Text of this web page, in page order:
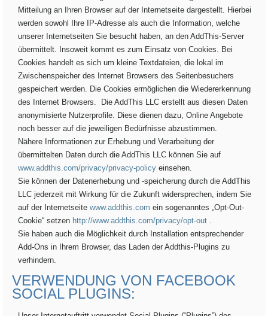
Mitteilung an Ihren Browser auf der Internetseite dargestellt. Hierbei
werden sowohl Ihre IP-Adresse als auch die Information, welche
unserer Internetseiten Sie besucht haben, an den AddThis-Server
übermittelt. Insoweit kommt es zum Einsatz von Cookies. Bei
Cookies handelt es sich um kleine Textdateien, die lokal im
Zwischenspeicher des Internet Browsers des Seitenbesuchers
gespeichert werden. Die Cookies ermöglichen die Wiedererkennung
des Internet Browsers. Die AddThis LLC erstellt aus diesen Daten
anonymisierte Nutzerprofile. Diese dienen dazu, Online Angebote
noch besser auf die jeweiligen Bedürfnisse abzustimmen.
Nähere Informationen zur Erhebung und Verarbeitung der
übermittelten Daten durch die AddThis LLC können Sie auf
www.addthis.com/privacy/privacy-policy einsehen.
Sie können der Datenerhebung und -speicherung durch die AddThis
LLC jederzeit mit Wirkung für die Zukunft widersprechen, indem Sie
auf der Internetseitewww.addthis.com ein sogenanntes „Opt-Out-
Cookie“ setzen http://www.addthis.com/privacy/opt-out
Sie haben auch die Möglichkeit durch Installation entsprechender
Add-Ons in Ihrem Browser, das Laden der Addthis-Plugins zu
verhindern.
VERWENDUNG VON FACEBOOK
SOCIAL PLUGINS: